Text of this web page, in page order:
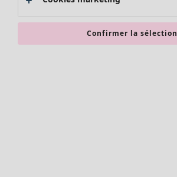
Nouvel arrivage
Bonnes affaires en soldes - jusqu'à -70
Confirmer la sélection